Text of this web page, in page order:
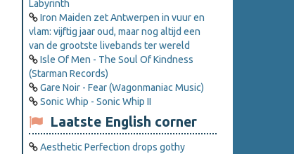
Labyrinth
Iron Maiden zet Antwerpen in vuur en
vlam: vijftig jaar oud, maar nog altijd een
van de grootste livebands ter wereld
Isle Of Men - The Soul Of Kindness
(Starman Records)
Gare Noir - Fear (Wagonmaniac Music)
Sonic Whip - Sonic Whip II
Laatste English corner
Aesthetic Perfection drops gothy